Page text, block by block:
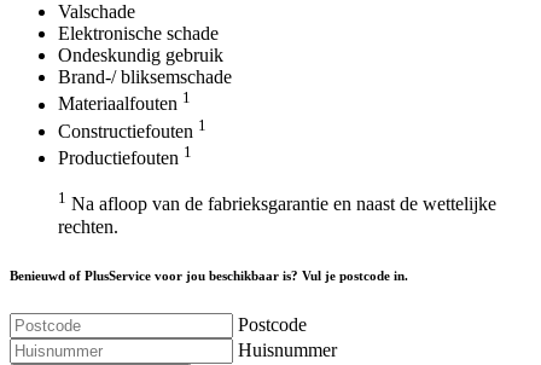
Valschade
Elektronische schade
Ondeskundig gebruik
Brand-/ bliksemschade
Materiaalfouten 1
Constructiefouten 1
Productiefouten 1
1 Na afloop van de fabrieksgarantie en naast de wettelijke
rechten.
Benieuwd of PlusService voor jou beschikbaar is? Vul je postcode in.
Postcode
Huisnummer